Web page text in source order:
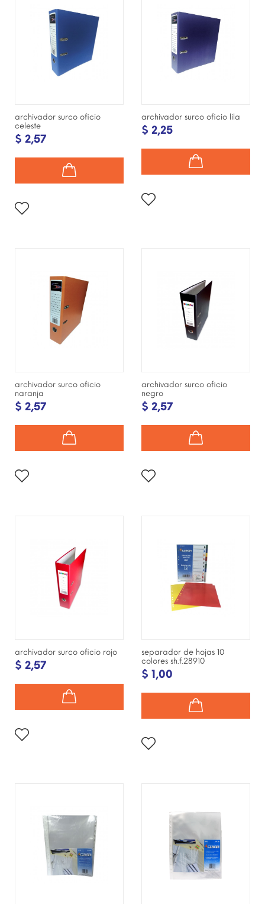
archivador surco oficio
celeste
$ 2,57
archivador surco oficio lila
$ 2,25
archivador surco oficio
naranja
$ 2,57
archivador surco oficio
negro
$ 2,57
archivador surco oficio rojo
$ 2,57
separador de hojas 10
colores sh.f.28910
$ 1,00